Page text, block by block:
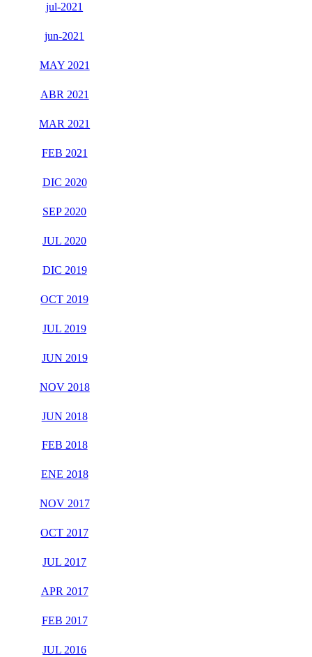
jul-2021
jun-2021
MAY 2021
ABR 2021
MAR 2021
FEB 2021
DIC 2020
SEP 2020
JUL 2020
DIC 2019
OCT 2019
JUL 2019
JUN 2019
NOV 2018
JUN 2018
FEB 2018
ENE 2018
NOV 2017
OCT 2017
JUL 2017
APR 2017
FEB 2017
JUL 2016